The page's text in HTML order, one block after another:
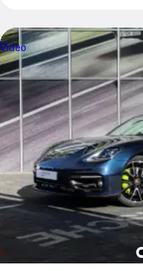
Vídeo